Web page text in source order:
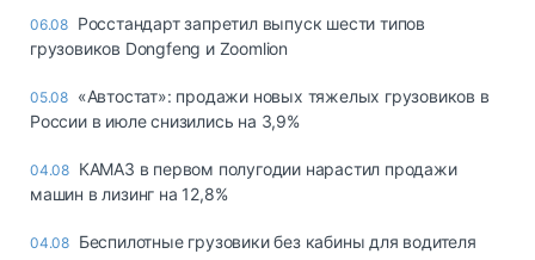
06.08 Росстандарт запретил выпуск шести типов
грузовиков Dongfeng и Zoomlion
05.08 «Автостат»: продажи новых тяжелых грузовиков в
России в июле снизились на 3,9%
04.08 КАМАЗ в первом полугодии нарастил продажи
машин в лизинг на 12,8%
04.08 Беспилотные грузовики без кабины для водителя